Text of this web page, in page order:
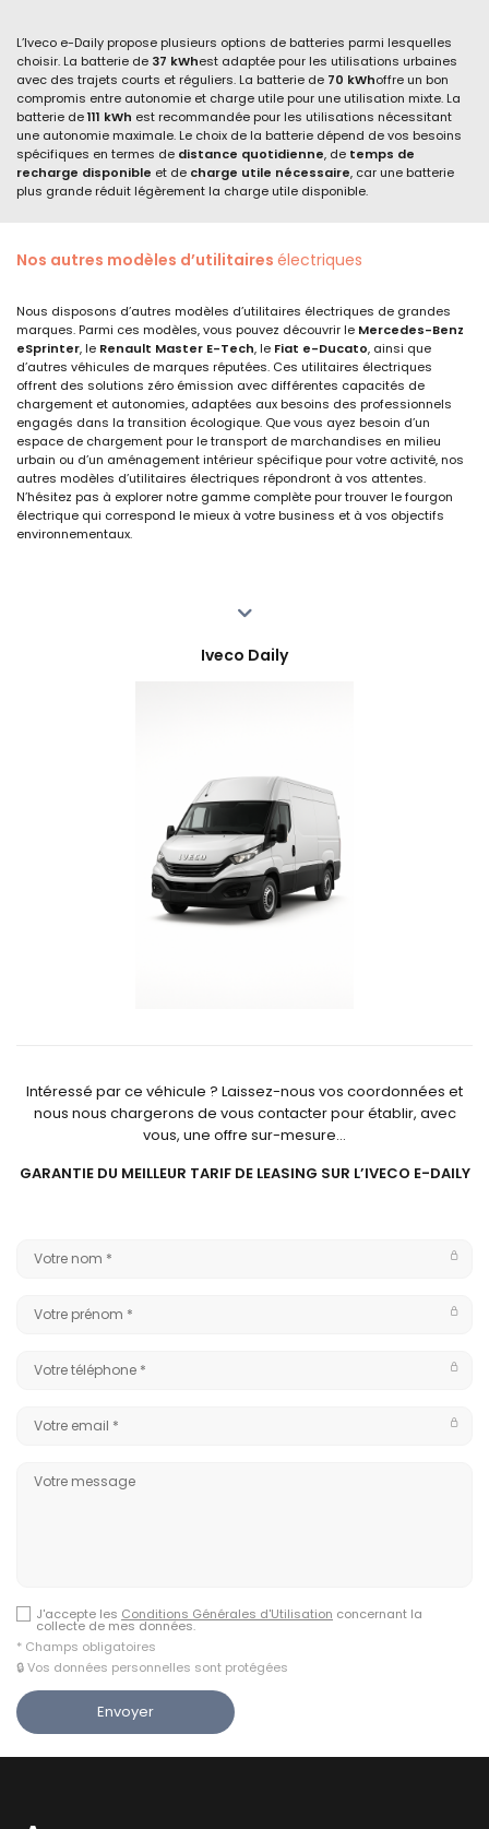
L’Iveco e-Daily propose plusieurs options de batteries parmi lesquelles
choisir. La batterie de 37 kWhest adaptée pour les utilisations urbaines
avec des trajets courts et réguliers. La batterie de 70 kWhoffre un bon
compromis entre autonomie et charge utile pour une utilisation mixte. La
batterie de111 kWh est recommandée pour les utilisations nécessitant
une autonomie maximale. Le choix de la batterie dépend de vos besoins
spécifiques en termes de distance quotidienne, de temps de
recharge disponible et de charge utile nécessaire, car une batterie
plus grande réduit légèrement la charge utile disponible.
Nos autres modèles d’utilitaires électriques
Nous disposons d’autres modèles d’utilitaires électriques de grandes
marques. Parmi ces modèles, vous pouvez découvrir le Mercedes-Benz
eSprinter, le Renault Master E-Tech, le Fiat e-Ducato, ainsi que
d’autres véhicules de marques réputées. Ces utilitaires électriques
offrent des solutions zéro émission avec différentes capacités de
chargement et autonomies, adaptées aux besoins des professionnels
engagés dans la transition écologique. Que vous ayez besoin d’un
espace de chargement pour le transport de marchandises en milieu
urbain ou d’un aménagement intérieur spécifique pour votre activité, nos
autres modèles d’utilitaires électriques répondront à vos attentes.
N’hésitez pas à explorer notre gamme complète pour trouver le fourgon
électrique qui correspond le mieux à votre business et à vos objectifs
environnementaux.
Iveco Daily
Intéressé par ce véhicule ? Laissez-nous vos coordonnées et
nous nous chargerons de vous contacter pour établir, avec
vous, une offre sur-mesure…
GARANTIE DU MEILLEUR TARIF DE LEASING SUR L’IVECO E-DAILY
J'accepte les Conditions Générales d'Utilisation concernant la
collecte de mes données.
* Champs obligatoires
🔒 Vos données personnelles sont protégées